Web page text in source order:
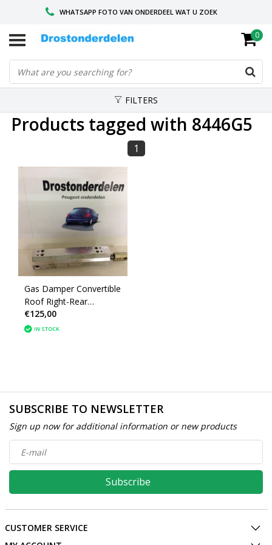
WHATSAPP FOTO VAN ONDERDEEL WAT U ZOEK
VOOR 16.00 BESTELD, VANDAAG VERZONDEN
GESPECIALISEERD PEUGEOT
0
FILTERS
Products tagged with 8446G5
1
Gas Damper Convertible
Roof Right-Rear
Peugeot 206CC
(8446G5)
€125,00
IN STOCK
SUBSCRIBE TO NEWSLETTER
Sign up now for additional information or new products
Subscribe
CUSTOMER SERVICE